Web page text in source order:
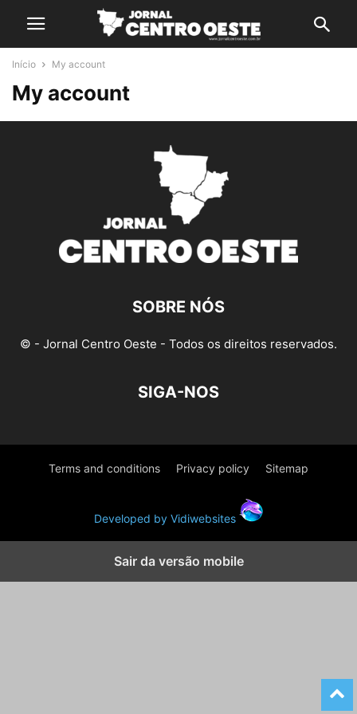
Início My account
My account
SOBRE NÓS
© - Jornal Centro Oeste - Todos os direitos reservados.
SIGA-NOS
Terms and conditions Privacy policy Sitemap
Developed by Vidiwebsites
Sair da versão mobile